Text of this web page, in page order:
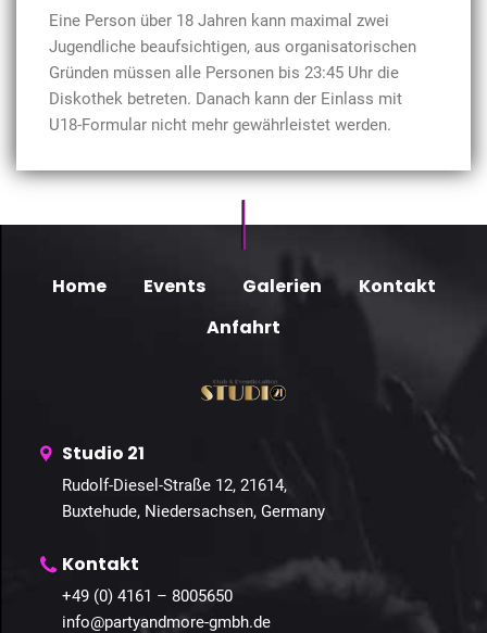
Eine Person über 18 Jahren kann maximal zwei
Jugendliche beaufsichtigen, aus organisatorischen
Gründen müssen alle Personen bis 23:45 Uhr die
Diskothek betreten. Danach kann der Einlass mit
U18-Formular nicht mehr gewährleistet werden.
Home Events Galerien
Kontakt
Anfahrt
Studio 21
Rudolf-Diesel-Straße 12, 21614,
Buxtehude, Niedersachsen, Germany
Kontakt
+49 (0) 4161 – 8005650
info@partyandmore-gmbh.de